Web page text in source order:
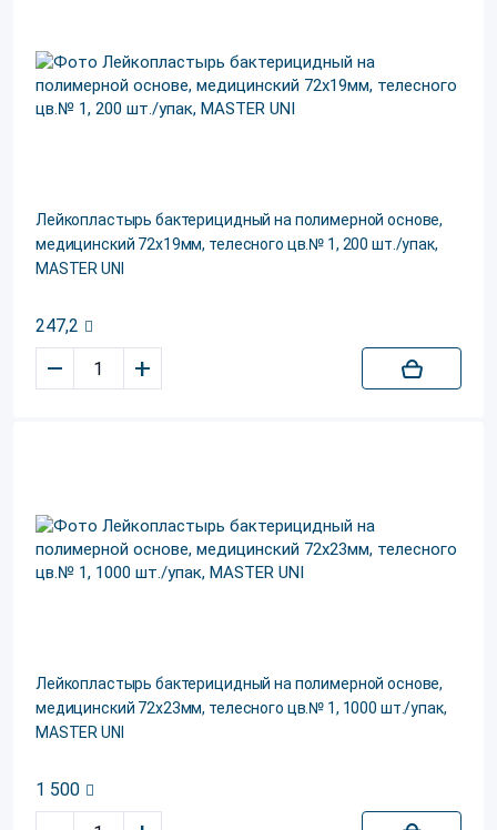
Лейкопластырь бактерицидный на полимерной основе,
медицинский 72х19мм, телесного цв.№ 1, 200 шт./упак,
MASTER UNI
247,2
– +
Лейкопластырь бактерицидный на полимерной основе,
медицинский 72х23мм, телесного цв.№ 1, 1000 шт./упак,
MASTER UNI
1 500